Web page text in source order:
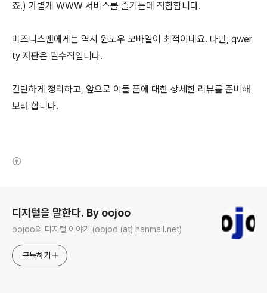
죠.) 가볍게 WWW 서비스를 즐기는데 적합합니다.
비즈니스맨에게는 역시 윈도우 모바일이 최적이네요. 다만, qwer
ty 자판은 필수적입니다.
간단하게 정리하고, 앞으로 이들 폰에 대한 상세한 리뷰를 준비해
보려 합니다.
디지털을 말한다. By oojoo
oojoo의 디지털 이야기 (oojoo (at) hanmail.net)
구독하기